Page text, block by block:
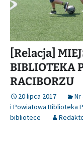
[Relacja]
BIBLIOTEKA
RACIBORZU
20 lipca 2017 Nr
i Powiatowa Biblioteka
bibliotece